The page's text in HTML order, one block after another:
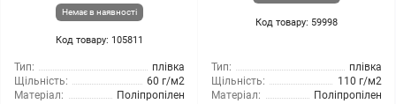
Немає в наявності
Код товару: 105811
Тип:
плівка
Щільність:
60 г/м2
Матеріал:
Поліпропілен
Код товару: 59998
Тип:
плівка
Щільність:
110 г/м2
Матеріал:
Поліпропілен